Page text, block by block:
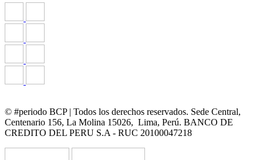
© #periodo BCP | Todos los derechos reservados. Sede Central,
Centenario 156, La Molina 15026, Lima, Perú. BANCO DE
CREDITO DEL PERU S.A - RUC 20100047218